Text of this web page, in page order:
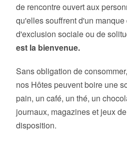
de rencontre ouvert aux
qu'elles souffrent d'un manque
d'exclusion sociale ou de
est la bienvenue.
Sans obligation de
nos Hôtes peuvent boire une
pain, un café, un thé, un
journaux, magazines et jeux
disposition.